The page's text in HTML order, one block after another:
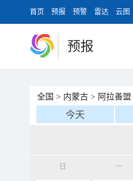
首页 预报 预警 雷达 云图
预报
全国 > 内蒙古 > 阿拉善盟
今天
日 一